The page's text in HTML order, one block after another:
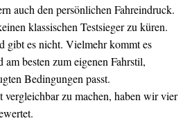
auch den persönlichen Fahreindruck.
klassischen Testsieger zu küren.
gibt es nicht. Vielmehr kommt es
besten zum eigenen Fahrstil,
Bedingungen passt.
zu machen, haben wir vier